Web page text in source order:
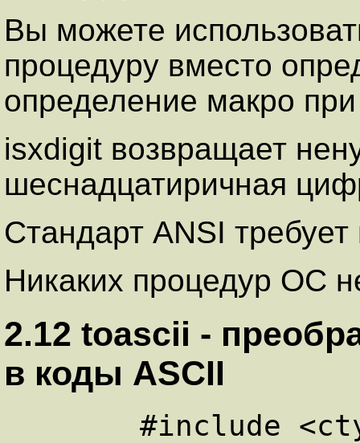
Вы можете
процедуру вместо
определение макро
isxdigit возвращает
шеснадцатиричная
Стандарт ANSI
Никаких процедур ОС
2.12 toascii -
в коды ASCII